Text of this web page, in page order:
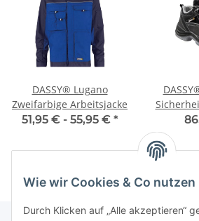
DASSY® Lugano
Zweifarbige Arbeitsjacke
51,95 € - 55,95 € *
Wie wir Cookies & Co nutzen
Durch Klicken auf „Alle akzeptieren“